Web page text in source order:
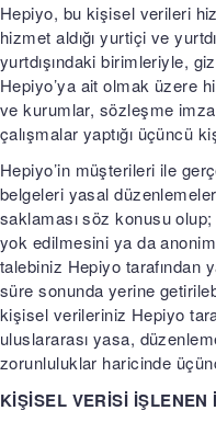
Hepiyo, bu kişisel verileri
hizmet aldığı yurtiçi ve
yurtdışındaki birimleriyle,
Hepiyo’ya ait olmak üzere
ve kurumlar, sözleşme
çalışmalar yaptığı üçüncü
Hepiyo’in müşterileri ile
belgeleri yasal
saklaması söz konusu
yok edilmesini ya da
talebiniz Hepiyo tarafından
süre sonunda yerine
kişisel verileriniz Hepiyo
uluslararası yasa,
zorunluluklar haricinde
KİŞİSEL VERİSİ